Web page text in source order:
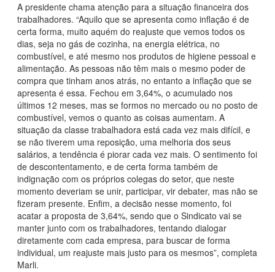
A presidente chama atenção para a situação financeira dos
trabalhadores. “Aquilo que se apresenta como inflação é de
certa forma, muito aquém do reajuste que vemos todos os
dias, seja no gás de cozinha, na energia elétrica, no
combustível, e até mesmo nos produtos de higiene pessoal e
alimentação. As pessoas não têm mais o mesmo poder de
compra que tinham anos atrás, no entanto a inflação que se
apresenta é essa. Fechou em 3,64%, o acumulado nos
últimos 12 meses, mas se formos no mercado ou no posto de
combustível, vemos o quanto as coisas aumentam. A
situação da classe trabalhadora está cada vez mais difícil, e
se não tiverem uma reposição, uma melhoria dos seus
salários, a tendência é piorar cada vez mais. O sentimento foi
de descontentamento, e de certa forma também de
indignação com os próprios colegas do setor, que neste
momento deveriam se unir, participar, vir debater, mas não se
fizeram presente. Enfim, a decisão nesse momento, foi
acatar a proposta de 3,64%, sendo que o Sindicato vai se
manter junto com os trabalhadores, tentando dialogar
diretamente com cada empresa, para buscar de forma
individual, um reajuste mais justo para os mesmos”, completa
Marli.